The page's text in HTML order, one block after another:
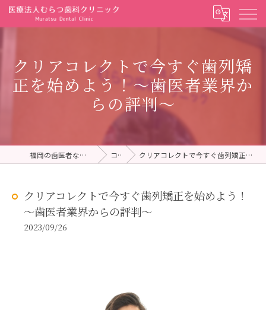
クリアコレクトで今すぐ歯列矯
正を始めよう！～歯医者業界か
らの評判～
福岡の歯医者ならむらつ歯科クリニック コラム クリアコレクトで今すぐ歯列矯正を始めよう！～歯医者業界からの評判～
クリアコレクトで今すぐ歯列矯正を始めよう！
～歯医者業界からの評判～
2023/09/26